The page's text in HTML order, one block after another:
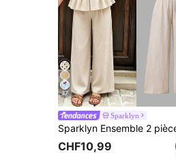
37
Sparklyn
CHF10,99